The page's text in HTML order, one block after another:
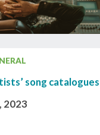
song catalogues
2023